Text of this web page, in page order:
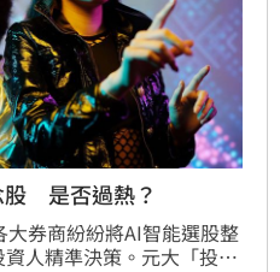
股 是否過熱？
券商紛紛將AI智能選股整
人精準決策。元大「投資